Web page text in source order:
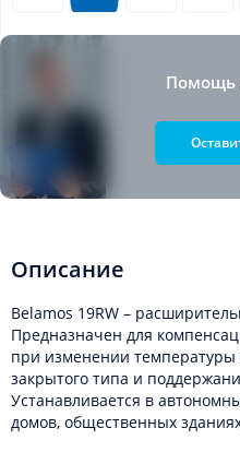
Помощь
Описание
Belamos 19RW –
Предназначен для
при изменении температуры
закрытого типа и
Устанавливается в
домов, общественных